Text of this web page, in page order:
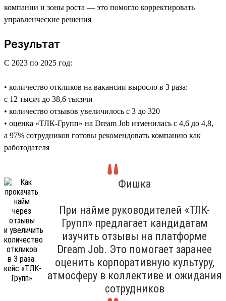
компании и зоны роста — это помогло корректировать
управленческие решения
Результат
С 2023 по 2025 год:
• количество откликов на вакансии выросло в 3 раза:
с 12 тысяч до 38,6 тысячи
• количество отзывов увеличилось с 3 до 320
• оценка «ТЛК-Групп» на Dream Job изменилась с 4,6 до 4,8,
а 97% сотрудников готовы рекомендовать компанию как
работодателя
Фишка
При найме руководителей «ТЛК-
Групп» предлагает кандидатам
изучить отзывы на платформе
Dream Job. Это помогает заранее
оценить корпоративную культуру,
атмосферу в коллективе и ожидания
сотрудников